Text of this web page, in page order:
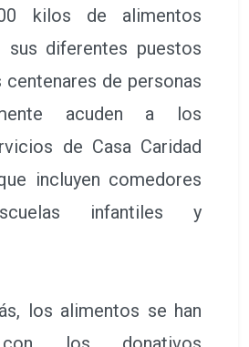
kilos de alimentos
sus diferentes puestos
centenares de personas
acuden a los
de Casa Caridad
incluyen comedores
infantiles y
los alimentos se han